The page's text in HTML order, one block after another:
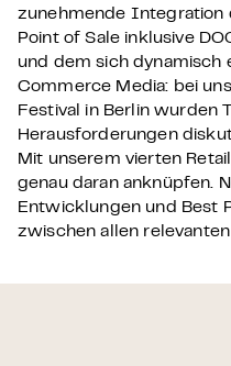
zunehmende Integration
Point of Sale inklusive
und dem sich dynamisch
Commerce Media: bei
Festival in Berlin wurden
Herausforderungen
Mit unserem vierten
genau daran anknüpfen.
Entwicklungen und Best
zwischen allen